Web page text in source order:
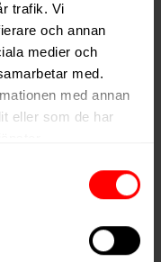
trafik. Vi
och annan
medier och
med.
med annan
eller som de har
may receive and